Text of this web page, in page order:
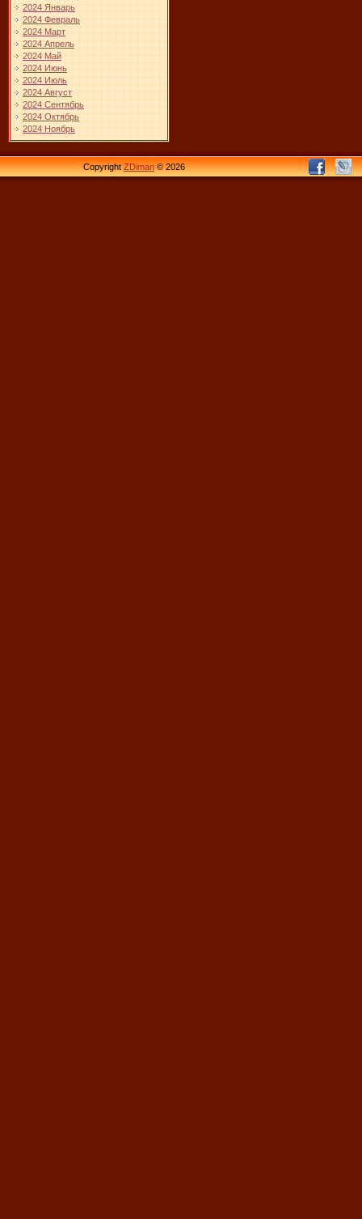
2024 Январь
2024 Февраль
2024 Март
2024 Апрель
2024 Май
2024 Июнь
2024 Июль
2024 Август
2024 Сентябрь
2024 Октябрь
2024 Ноябрь
CopyrightZDiman© 2026